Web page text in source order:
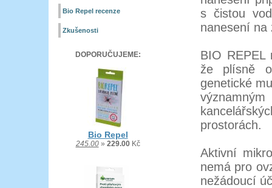
Bio Repel recenze
Zkušenosti
DOPORUČUJEME:
Bio Repel
245.00» 229.00Kč
s čistou
nanesení na
BIO REPEL
že plísně
genetické
prostorách.
Aktivní
nemá pro
nežádoucí